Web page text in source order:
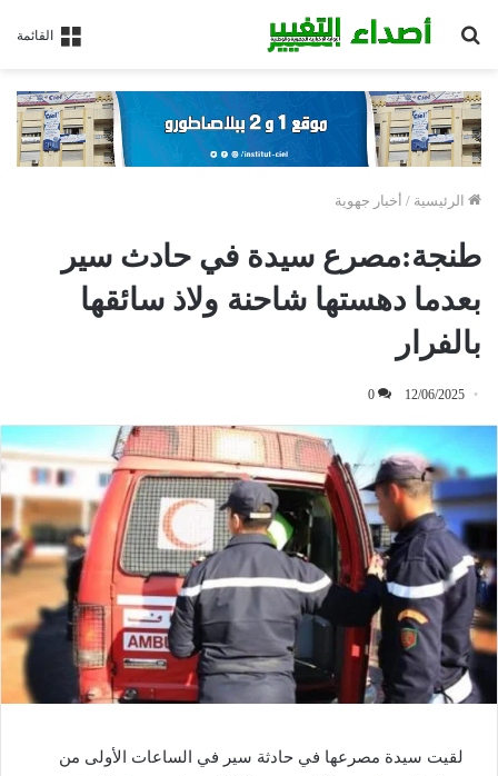
القائمة
الرئيسية / أخبار جهوية
طنجة:مصرع سيدة في حادث سير
بعدما دهستها شاحنة ولاذ سائقها
بالفرار
12/06/2025
0
لقيت سيدة مصرعها في حادثة سير في الساعات الأولى من